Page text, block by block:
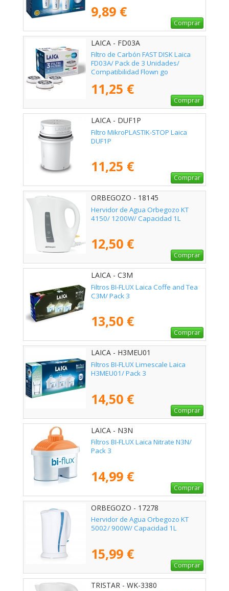
9,89 €
Comprar
LAICA - FD03A
Filtro de Carbón FAST DISK Laica
FD03A/ Pack de 3 Unidades/
Compatibilidad Flown go
11,25 €
Comprar
LAICA - DUF1P
Filtro MikroPLASTIK-STOP Laica
DUF1P
11,25 €
Comprar
ORBEGOZO - 18145
Hervidor de Agua Orbegozo KT
4150/ 1200W/ Capacidad 1L
12,50 €
Comprar
LAICA - C3M
Filtros BI-FLUX Laica Coffe and Tea
C3M/ Pack 3
13,50 €
Comprar
LAICA - H3MEU01
Filtros BI-FLUX Limescale Laica
H3MEU01/ Pack 3
14,50 €
Comprar
LAICA - N3N
Filtros BI-FLUX Laica Nitrate N3N/
Pack 3
14,99 €
Comprar
ORBEGOZO - 17278
Hervidor de Agua Orbegozo KT
5002/ 900W/ Capacidad 1L
15,99 €
Comprar
TRISTAR - WK-3380